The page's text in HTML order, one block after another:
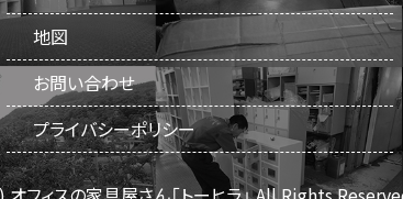
地図
お問い合わせ
プライバシーポリシー